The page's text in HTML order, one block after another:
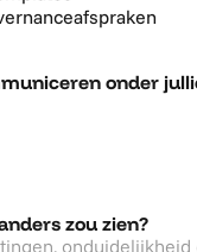
onder
zou zien?